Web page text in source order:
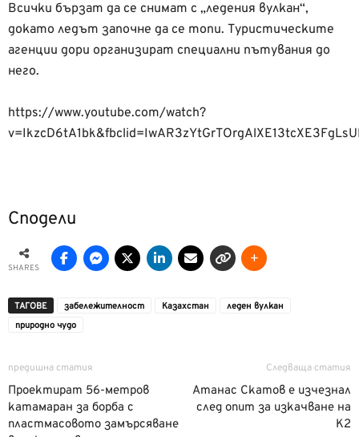
Всички бързат да се снимат с „ледения вулкан“,
докато ледът започне да се топи. Туристическите
агенции дори организират специални пътувания до
него.
https://www.youtube.com/watch?
Сподели
SHARES
ТАГОВЕ забележителност Казахстан
леден вулкан
природно чудо
предишна статия
Проектират 56-метров
катамаран за борба с
пластмасовото замърсяване
Следваща статия
Атанас Скатов е изчезнал
след опит за изкачване на
К2